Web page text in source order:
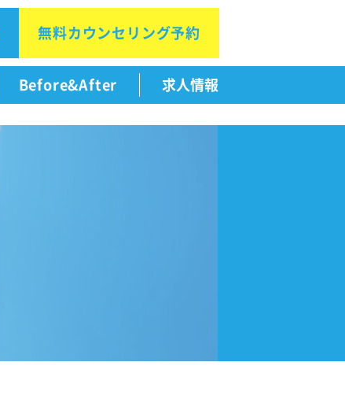
無料カウンセリング予約
Before&After 求人情報